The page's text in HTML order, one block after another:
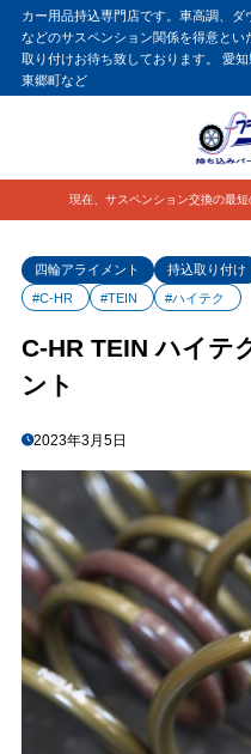
カー用品持込専門店です。車高調、
などのサスペンション関係を得意と
取り付けお待ち致しております。 愛
東郷町など
現在、サスペンション交換の最
四輪アライメント 持込取り付け
#C-HR
#TEIN #ハイテク
C-HR TEIN ハイテ
ント
2023年3月5日